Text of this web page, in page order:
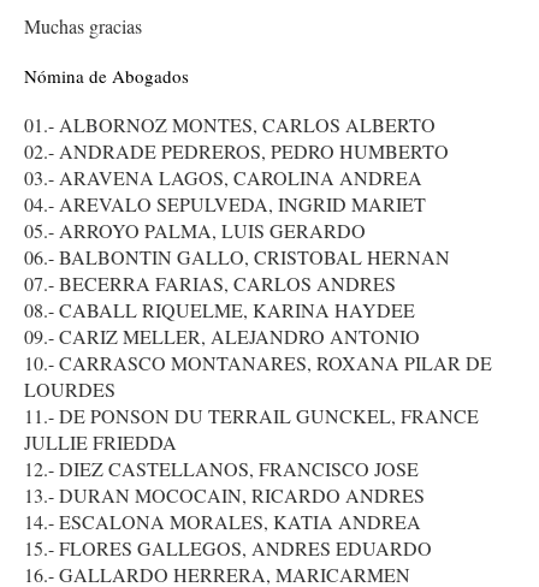
Muchas gracias
Nómina de Abogados
01.- ALBORNOZ MONTES, CARLOS ALBERTO
02.- ANDRADE PEDREROS, PEDRO HUMBERTO
03.- ARAVENA LAGOS, CAROLINA ANDREA
04.- AREVALO SEPULVEDA, INGRID MARIET
05.- ARROYO PALMA, LUIS GERARDO
06.- BALBONTIN GALLO, CRISTOBAL HERNAN
07.- BECERRA FARIAS, CARLOS ANDRES
08.- CABALL RIQUELME, KARINA HAYDEE
09.- CARIZ MELLER, ALEJANDRO ANTONIO
10.- CARRASCO MONTANARES, ROXANA PILAR DE
LOURDES
11.- DE PONSON DU TERRAIL GUNCKEL, FRANCE
JULLIE FRIEDDA
12.- DIEZ CASTELLANOS, FRANCISCO JOSE
13.- DURAN MOCOCAIN, RICARDO ANDRES
14.- ESCALONA MORALES, KATIA ANDREA
15.- FLORES GALLEGOS, ANDRES EDUARDO
16.- GALLARDO HERRERA, MARICARMEN